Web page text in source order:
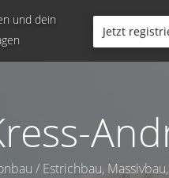
und dein
Jetzt
/ Estrichbau,